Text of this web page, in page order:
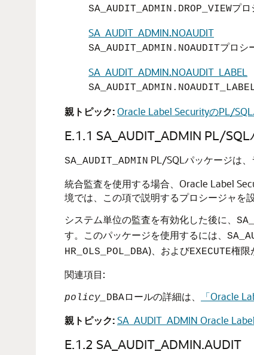
SA_AUDIT_ADMIN.DROP_VIEWプロ
SA_AUDIT_ADMIN.NOAUDIT
SA_AUDIT_ADMIN.NOAUDITプロシ
SA_AUDIT_ADMIN.NOAUDIT_LABEL
親トピック:Oracle Label SecurityのPL/
E.1.1 SA_AUDIT_ADMIN PL/
SA_AUDIT_ADMIN PL/SQLパッケージは
統合監査を使用する場合、Oracle Label
境では、この項で説明するプロシージャを
システム単位の監査を有効化した後に、
す。このパッケージを使用するには、
HR_OLS_POL_DBA)、およびEXECUTE権限
関連項目:
policy_ DBAロールの詳細は、 「Oracle
親トピック:SA_AUDIT_ADMIN Oracle
E.1.2 SA_AUDIT_ADMIN.AUDIT